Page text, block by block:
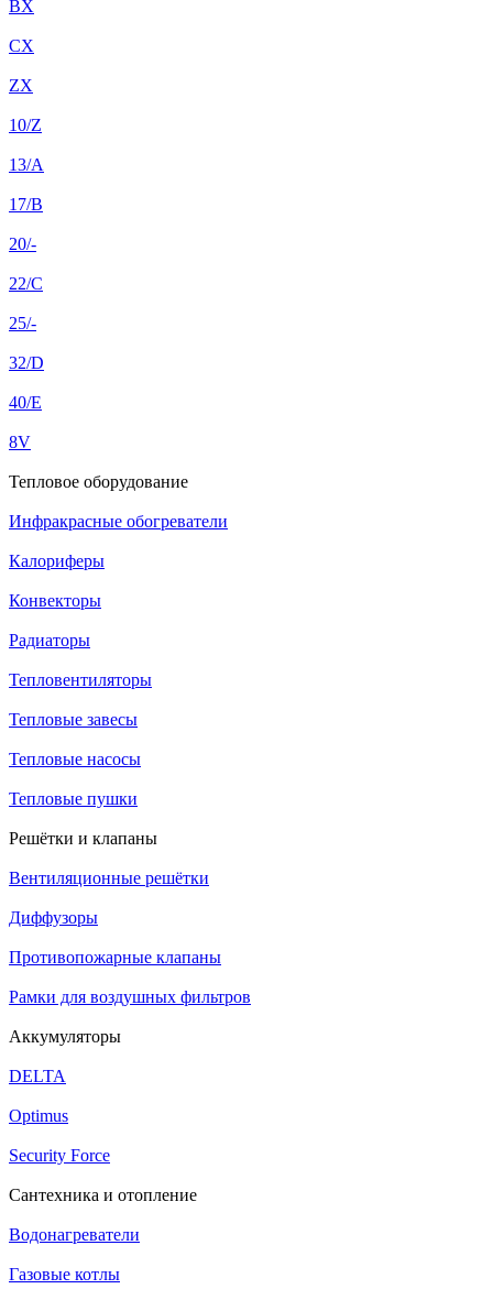
BX
CX
ZX
10/Z
13/A
17/B
20/-
22/C
25/-
32/D
40/E
8V
Тепловое оборудование
Инфракрасные обогреватели
Калориферы
Конвекторы
Радиаторы
Тепловентиляторы
Тепловые завесы
Тепловые насосы
Тепловые пушки
Решётки и клапаны
Вентиляционные решётки
Диффузоры
Противопожарные клапаны
Рамки для воздушных фильтров
Аккумуляторы
DELTA
Optimus
Security Force
Сантехника и отопление
Водонагреватели
Газовые котлы